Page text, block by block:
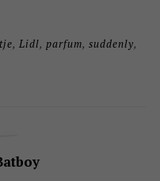
,Lidl,parfum,suddenly,